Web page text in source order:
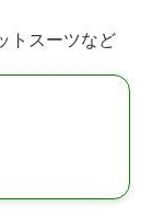
トスーツなど